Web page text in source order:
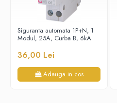
Siguranta automata 1P+N, 1
Modul, 25A, Curba B, 6kA
36,00 Lei
Adauga in cos